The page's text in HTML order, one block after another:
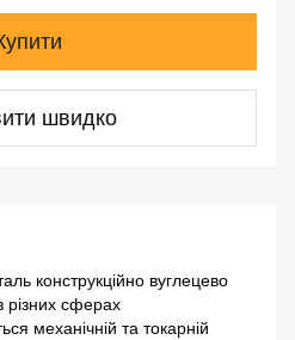
швидко
конструкційно вуглецево
різних сферах
механічній та токарній